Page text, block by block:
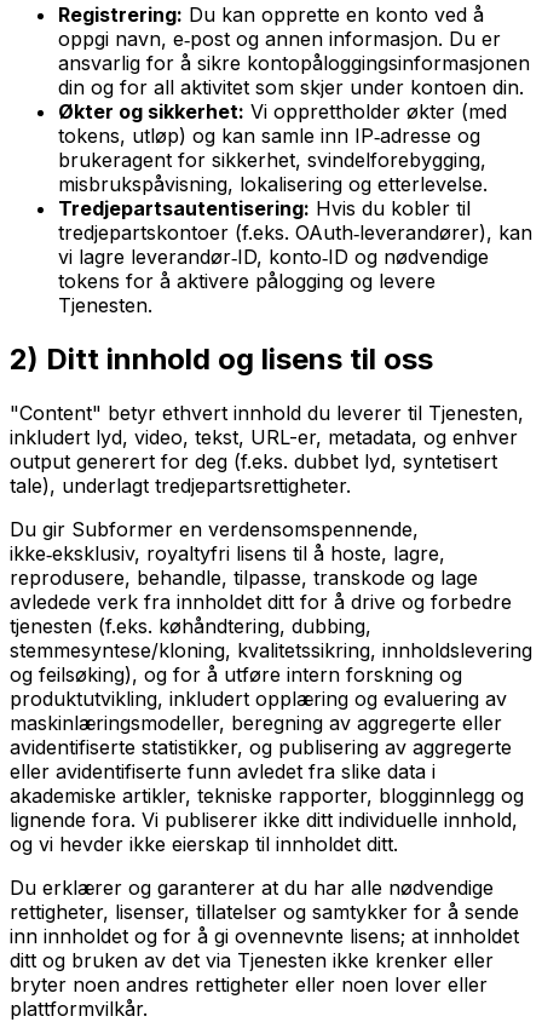
Registrering: Du kan opprette en konto ved å
oppgi navn, e‑post og annen informasjon. Du er
ansvarlig for å sikre kontopåloggingsinformasjonen
din og for all aktivitet som skjer under kontoen din.
Økter og sikkerhet: Vi opprettholder økter (med
tokens, utløp) og kan samle inn IP‑adresse og
brukeragent for sikkerhet, svindelforebygging,
misbrukspåvisning, lokalisering og etterlevelse.
Tredjepartsautentisering: Hvis du kobler til
tredjepartskontoer (f.eks. OAuth‑leverandører), kan
vi lagre leverandør‑ID, konto‑ID og nødvendige
tokens for å aktivere pålogging og levere
Tjenesten.
2) Ditt innhold og lisens til oss
"Content" betyr ethvert innhold du leverer til Tjenesten,
inkludert lyd, video, tekst, URL-er, metadata, og enhver
output generert for deg (f.eks. dubbet lyd, syntetisert
tale), underlagt tredjepartsrettigheter.
Du gir Subformer en verdensomspennende,
ikke‑eksklusiv, royaltyfri lisens til å hoste, lagre,
reprodusere, behandle, tilpasse, transkode og lage
avledede verk fra innholdet ditt for å drive og forbedre
tjenesten (f.eks. køhåndtering, dubbing,
stemmesyntese/kloning, kvalitetssikring, innholdslevering
og feilsøking), og for å utføre intern forskning og
produktutvikling, inkludert opplæring og evaluering av
maskinlæringsmodeller, beregning av aggregerte eller
avidentifiserte statistikker, og publisering av aggregerte
eller avidentifiserte funn avledet fra slike data i
akademiske artikler, tekniske rapporter, blogginnlegg og
lignende fora. Vi publiserer ikke ditt individuelle innhold,
og vi hevder ikke eierskap til innholdet ditt.
Du erklærer og garanterer at du har alle nødvendige
rettigheter, lisenser, tillatelser og samtykker for å sende
inn innholdet og for å gi ovennevnte lisens; at innholdet
ditt og bruken av det via Tjenesten ikke krenker eller
bryter noen andres rettigheter eller noen lover eller
plattformvilkår.